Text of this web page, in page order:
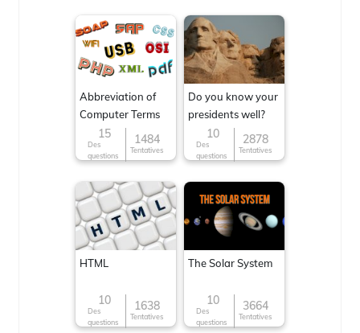
Abbreviation of
Computer Terms
15
Des
questions
1484
Tentatives
Do you know your
presidents well?
10
Des
questions
2878
Tentatives
HTML
10
Des
questions
1638
Tentatives
The Solar System
10
Des
questions
3664
Tentatives